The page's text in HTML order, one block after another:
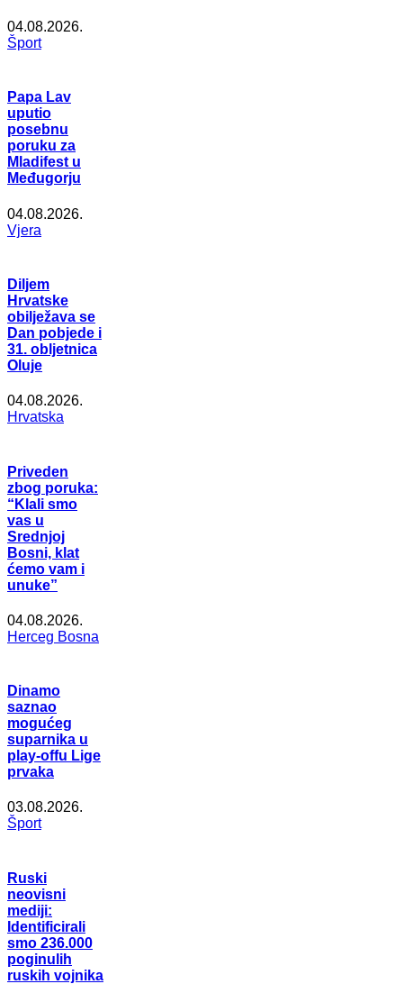
04.08.2026.
Šport
Papa Lav
uputio
posebnu
poruku za
Mladifest u
Međugorju
04.08.2026.
Vjera
Diljem
Hrvatske
obilježava se
Dan pobjede i
31. obljetnica
Oluje
04.08.2026.
Hrvatska
Priveden
zbog poruka:
“Klali smo
vas u
Srednjoj
Bosni, klat
ćemo vam i
unuke”
04.08.2026.
Herceg Bosna
Dinamo
saznao
mogućeg
suparnika u
play-offu Lige
prvaka
03.08.2026.
Šport
Ruski
neovisni
mediji:
Identificirali
smo 236.000
poginulih
ruskih vojnika